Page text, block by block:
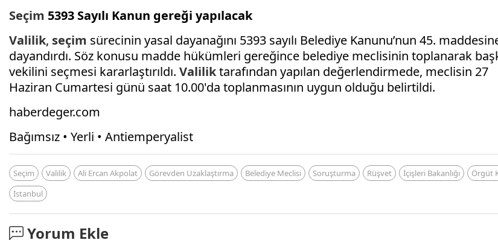
Seçim 5393 Sayılı Kanun gereği yapılacak
Valilik, seçim sürecinin yasal dayanağını 5393 sayılı Belediye Kanunu’nun 45.
dayandırdı. Söz konusu madde hükümleri gereğince belediye meclisinin toplanarak
vekilini seçmesi kararlaştırıldı. Valiliktarafından yapılan değerlendirmede, meclisin 27
Haziran Cumartesi günü saat 10.00'da toplanmasının uygun olduğu belirtildi.
haberdeger.com
Bağımsız • Yerli • Antiemperyalist
Seçim Valilik Ali Ercan Akpolat Görevden Uzaklaştırma Belediye Meclisi Soruşturma Rüşvet İçişleri Bakanlığı
Örgüt
İstanbul
Yorum Ekle